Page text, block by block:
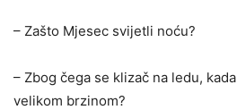
– Zašto Mjesec svijetli noću?
– Zbog čega se klizač na ledu,
velikom brzinom?